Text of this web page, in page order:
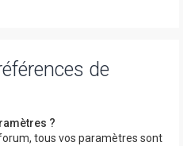
de
?
tous vos paramètres sont